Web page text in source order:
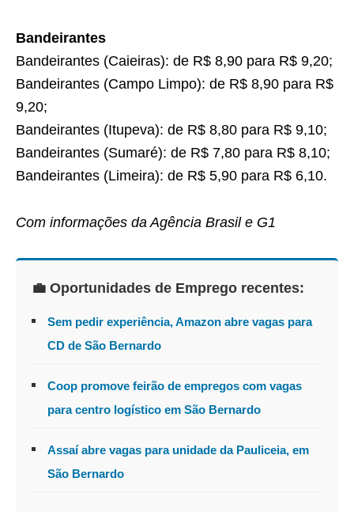
Bandeirantes
Bandeirantes (Caieiras): de R$ 8,90 para R$ 9,20;
Bandeirantes (Campo Limpo): de R$ 8,90 para R$
9,20;
Bandeirantes (Itupeva): de R$ 8,80 para R$ 9,10;
Bandeirantes (Sumaré): de R$ 7,80 para R$ 8,10;
Bandeirantes (Limeira): de R$ 5,90 para R$ 6,10.
Com informações da Agência Brasil e G1
💼 Oportunidades de Emprego recentes:
Sem pedir experiência, Amazon abre vagas para
CD de São Bernardo
Coop promove feirão de empregos com vagas
para centro logístico em São Bernardo
Assaí abre vagas para unidade da Pauliceia, em
São Bernardo